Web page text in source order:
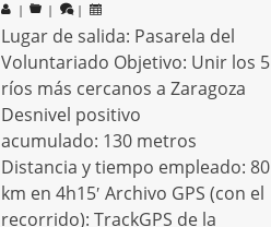
| | |
Lugar de salida: Pasarela del
Voluntariado Objetivo: Unir los 5
ríos más cercanos a Zaragoza
Desnivel positivo
acumulado: 130 metros
Distancia y tiempo empleado: 80
km en 4h15′ Archivo GPS (con el
recorrido): TrackGPS de la